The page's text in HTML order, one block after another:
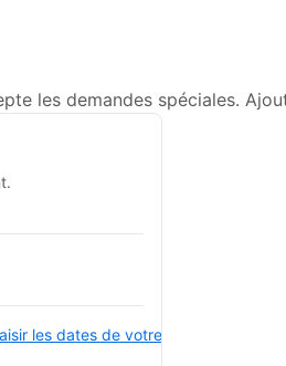
les demandes spéciales.
les dates de votre séjour